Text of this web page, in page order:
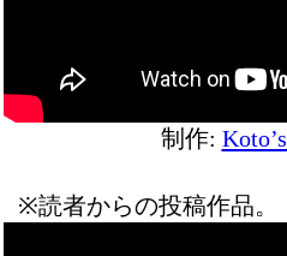
制作:
※読者からの投稿作品